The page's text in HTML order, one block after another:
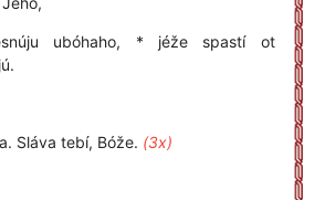
ubóhaho, * jéže spastí ot
Sláva tebí, Bóže. (3x)